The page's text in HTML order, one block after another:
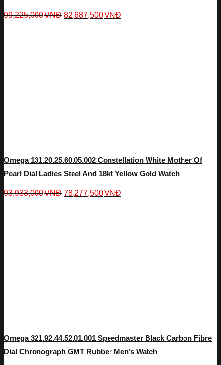
99,225,000VNĐ 82,687,500VNĐ
Omega 131.20.25.60.05.002 Constellation White Mother Of
Pearl Dial Ladies Steel And 18kt Yellow Gold Watch
93,933,000VNĐ 78,277,500VNĐ
Omega 321.92.44.52.01.001 Speedmaster Black Carbon Fibre
Dial Chronograph GMT Rubber Men’s Watch